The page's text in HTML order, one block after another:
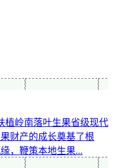
植岭南落叶生果省级现代
财产的成长奠基了根
，鞭策本地生果...